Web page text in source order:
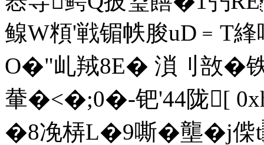
鳈W頪'戦镅帙朘uD﹦T
O�"乢羢8E� 溑刂敨
輂�<�;0�-钯'44陇[
�8凂 梇L�9嘶�壟�j